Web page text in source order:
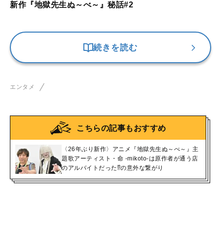
新作『地獄先生ぬ～べ～』秘話#2
続きを読む
エンタメ
こちらの記事もおすすめ
〈26年ぶり新作〉アニメ『地獄先生ぬ～べ～』主
題歌アーティスト・命 -mikoto-は原作者が通う店
のアルバイトだった⁉の意外な繋がり